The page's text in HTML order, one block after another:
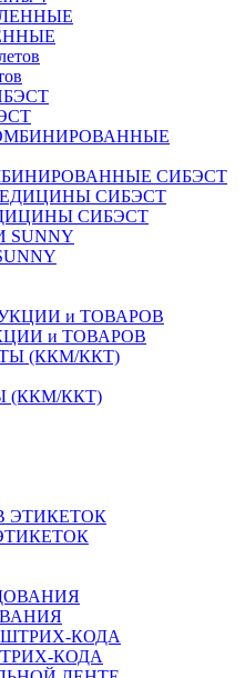
СИБЭСТ
СИБЭСТ
и ТОВАРОВ
(ККМ/ККТ)
КОДА